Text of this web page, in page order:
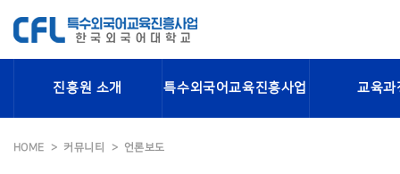
진흥원 소개 특수외국어교육진흥사업 교육과
HOME 커뮤니티 언론보도